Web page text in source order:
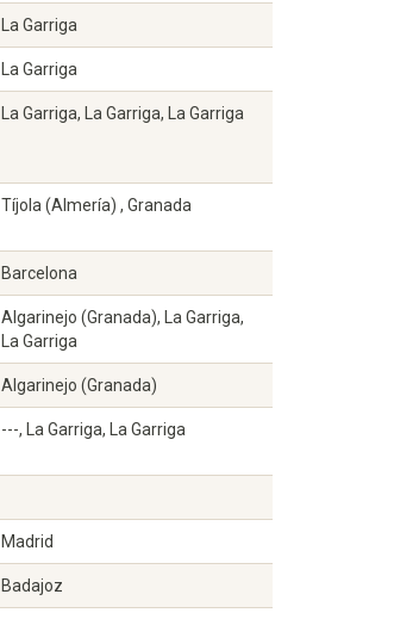
La Garriga
La Garriga
La Garriga, La Garriga, La Garriga
Tíjola (Almería) , Granada
Barcelona
Algarinejo (Granada), La Garriga,
La Garriga
Algarinejo (Granada)
---, La Garriga, La Garriga
Madrid
Badajoz